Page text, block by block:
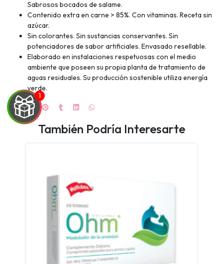
Sabrosos bocados de salame.
Contenido extra en carne > 85%. Con vitaminas. Receta sin
azúcar.
Sin colorantes. Sin sustancias conservantes. Sin
potenciadores de sabor artificiales. Envasado resellable.
Elaborado en instalaciones respetuosas con el medio
ambiente que poseen su propia planta de tratamiento de
aguas residuales. Su producción sostenible utiliza energía
verde.
También Podría Interesarte